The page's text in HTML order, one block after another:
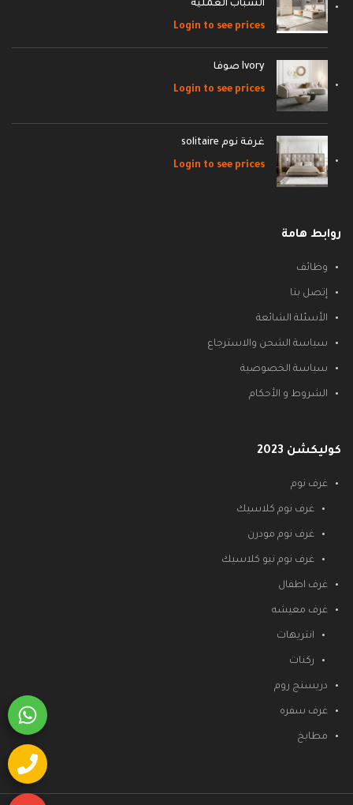
الشباب العمليه
Login to see prices
Ivory صوفا
Login to see prices
غرفة نوم solitaire
Login to see prices
روابط هامة
وظائف
إتصل بنا
الأسئلة الشائعة
سياسة الشحن والاسترجاع
سياسة الخصوصية
الشروط و الأحكام
كوليكشن 2023
غرف نوم
غرف نوم كلاسيك
غرف نوم مودرن
غرف نوم نيو كلاسيك
غرف اطفال
غرف معيشه
انتريهات
ركنات
دريسنج روم
غرف سفره
مطابخ